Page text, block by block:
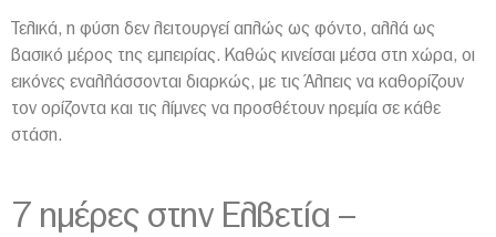
Τελικά, η φύση δεν λειτουργεί απλώς ως φόντο, αλλά ως
βασικό μέρος της εμπειρίας. Καθώς κινείσαι μέσα στη χώρα, οι
εικόνες εναλλάσσονται διαρκώς, με τις Άλπεις να καθορίζουν
τον ορίζοντα και τις λίμνες να προσθέτουν ηρεμία σε κάθε
στάση.
7 ημέρες στην Ελβετία –